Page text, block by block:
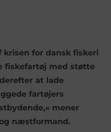
krisen for dansk fiskeri
fiskefartøj med støtte
at lade
fartøjers
mener
næstformand.